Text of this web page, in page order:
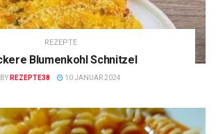
REZEPTE
Blumenkohl Schnitzel
BY REZEPTE38 10 JANUAR 2024